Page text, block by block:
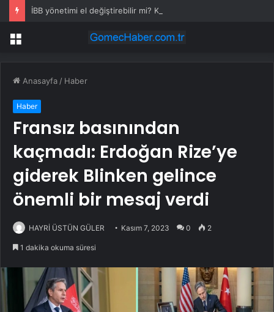
Menü
Anasayfa / Haber
Haber
Fransız basınından
kaçmadı: Erdoğan Rize’ye
giderek Blinken gelince
önemli bir mesaj verdi
HAYRİ ÜSTÜN GÜLER Kasım 7, 2023 0 2
1 dakika okuma süresi